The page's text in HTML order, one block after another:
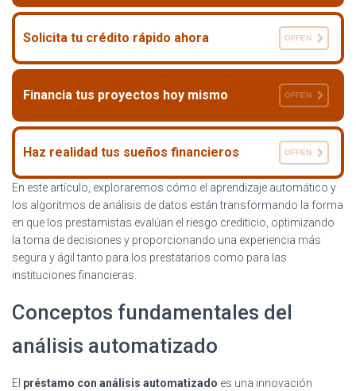
Solicita tu crédito rápido ahora OFFEN
Financia tus proyectos hoy mismo OFFEN
Haz realidad tus sueños financieros OFFEN
En este artículo, exploraremos cómo el aprendizaje automático y
los algoritmos de análisis de datos están transformando la forma
en que los prestamistas evalúan el riesgo crediticio, optimizando
la toma de decisiones y proporcionando una experiencia más
segura y ágil tanto para los prestatarios como para las
instituciones financieras.
Conceptos fundamentales del
análisis automatizado
El préstamo con análisis automatizado es una innovación